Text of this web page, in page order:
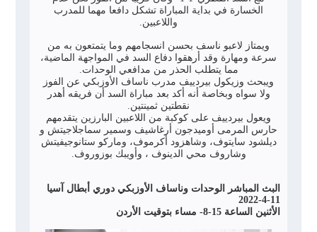
الخسارة في بداية المباراة تشكل دافعا مهما للمدرب
واللاعبين.
ويمتاز لاعبو ناسف بحسن انسجامهم وما يتمتعون به من
سرعة ومهارة وقد أرهقوا دفاع السد في المواجهة الماضية،
مما يتطلب الحذر من مدافعي الوحدات.
ويبحث وزيكول بيردييف مدرب ناساف الأوزبكي عن الفوز
ولا سواه وبخاصة أنه أكد بعد مباراة السد أن فريقه أهدر
نقطتين ثمينتين.
ويعول بيردييف على كوكبة من اللاعبين البارزين يتقدمهم
حارس المرمى أوميدجون أرغاشيف وسمير سماجلاجيتش و
ديلشود سايتوف، وشاهزود أكرموف، وماركو ستانوجيفيتش
وشاروف محي الدينوف ، وأويبك بوزوروف.
البث المباشر الوحدات وناساف الأوزبكي دوري أبطال آسيا
11-4-2022
الأثنين الساعة 15-8- مساء بتوقيت الأردن